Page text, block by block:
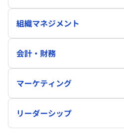
組織マネジメント
会計・財務
マーケティング
リーダーシップ